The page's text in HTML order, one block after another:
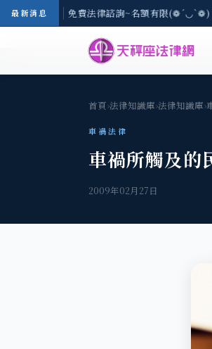
最新消息
8/3(一) 現場免費法律諮詢~名額有限(❁´◡`❁)
首頁›法律知識庫›法律知識庫›
車禍法律
車禍所觸及的
2009年02月27日